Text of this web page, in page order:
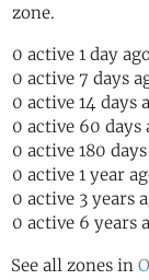
zone.
0 active 1 day
0 active 7 days
0 active 14 days
0 active 60 days
0 active 180
0 active 1 year
0 active 3 years
0 active 6 years
See all zones in